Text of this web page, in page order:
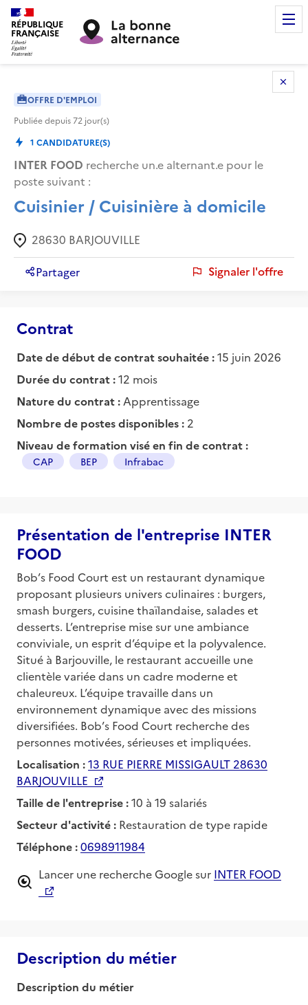
RÉPUBLIQUE
FRANÇAISE
OFFRE D'EMPLOI
Publiée depuis72 jour(s)
1 CANDIDATURE(S)
INTER FOOD recherche un.e alternant.e pour le
poste suivant :
Cuisinier / Cuisinière à domicile
28630 BARJOUVILLE
Partager Signaler l'offre
Contrat
Date de début de contrat souhaitée :15 juin 2026
Durée du contrat :12 mois
Nature du contrat : Apprentissage
Nombre de postes disponibles : 2
Niveau de formation visé en fin de contrat :
CAP BEP Infrabac
Présentation de l'entreprise INTER
FOOD
Bob’s Food Court est un restaurant dynamique
proposant plusieurs univers culinaires : burgers,
smash burgers, cuisine thaïlandaise, salades et
desserts. L’entreprise mise sur une ambiance
conviviale, un esprit d’équipe et la polyvalence.
Situé à Barjouville, le restaurant accueille une
clientèle variée dans un cadre moderne et
chaleureux. L’équipe travaille dans un
environnement dynamique avec des missions
diversifiées. Bob’s Food Court recherche des
personnes motivées, sérieuses et impliquées.
Localisation :13 RUE PIERRE MISSIGAULT 28630
BARJOUVILLE
Taille de l'entreprise :10 à 19 salariés
Secteur d'activité : Restauration de type rapide
Téléphone :0698911984
Lancer une recherche Google sur INTER FOOD
Description du métier
Description du métier